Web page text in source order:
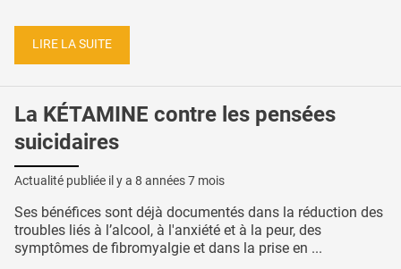
LIRE LA SUITE
La KÉTAMINE contre les pensées
suicidaires
Actualité publiée il y a 8 années 7 mois
Ses bénéfices sont déjà documentés dans la réduction des
troubles liés à l’alcool, à l'anxiété et à la peur, des
symptômes de fibromyalgie et dans la prise en ...